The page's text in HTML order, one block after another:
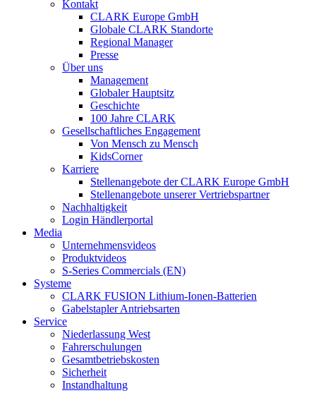
Kontakt
CLARK Europe GmbH
Globale CLARK Standorte
Regional Manager
Presse
Über uns
Management
Globaler Hauptsitz
Geschichte
100 Jahre CLARK
Gesellschaftliches Engagement
Von Mensch zu Mensch
KidsCorner
Karriere
Stellenangebote der CLARK Europe GmbH
Stellenangebote unserer Vertriebspartner
Nachhaltigkeit
Login Händlerportal
Media
Unternehmensvideos
Produktvideos
S-Series Commercials (EN)
Systeme
CLARK FUSION Lithium-Ionen-Batterien
Gabelstapler Antriebsarten
Service
Niederlassung West
Fahrerschulungen
Gesamtbetriebskosten
Sicherheit
Instandhaltung